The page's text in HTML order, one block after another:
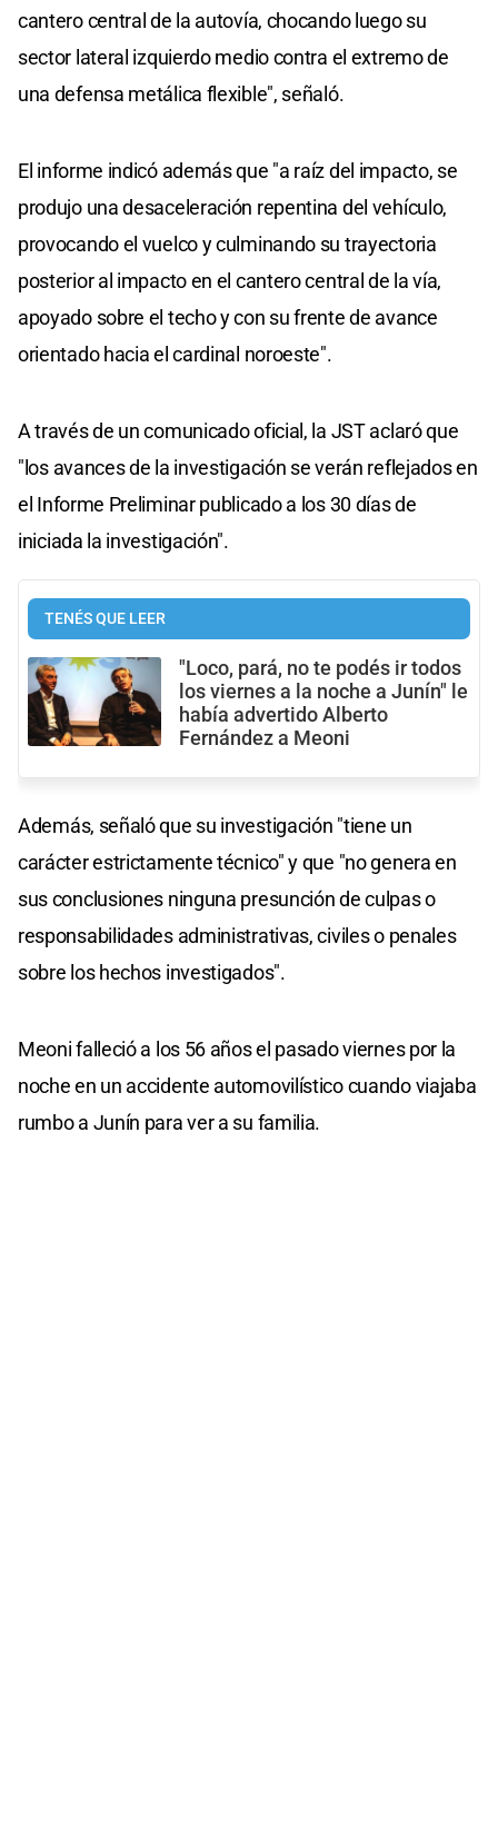
cantero central de la autovía, chocando luego su
sector lateral izquierdo medio contra el extremo de
una defensa metálica flexible", señaló.
El informe indicó además que "a raíz del impacto, se
produjo una desaceleración repentina del vehículo,
provocando el vuelco y culminando su trayectoria
posterior al impacto en el cantero central de la vía,
apoyado sobre el techo y con su frente de avance
orientado hacia el cardinal noroeste".
A través de un comunicado oficial, la JST aclaró que
"los avances de la investigación se verán reflejados en
el Informe Preliminar publicado a los 30 días de
iniciada la investigación".
TENÉS QUE LEER
"Loco, pará, no te podés ir todos
los viernes a la noche a Junín" le
había advertido Alberto
Fernández a Meoni
Además, señaló que su investigación "tiene un
carácter estrictamente técnico" y que "no genera en
sus conclusiones ninguna presunción de culpas o
responsabilidades administrativas, civiles o penales
sobre los hechos investigados".
Meoni falleció a los 56 años el pasado viernes por la
noche en un accidente automovilístico cuando viajaba
rumbo a Junín para ver a su familia.